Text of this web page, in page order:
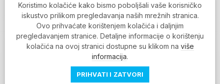
Prihvaćam da se moji podaci spremaju u bazu
podataka i koriste u svrhu slanja MojaRijeka
newslettera
MOJARIJEKA NEWSLETTER
PRIJAVI SE
Koristimo kolačiće kako bismo poboljšali vaše korisničko
iskustvo prilikom pregledavanja naših mrežnih stranica.
Ovo prihvaćate korištenjem kolačića i daljnjim
pregledavanjem stranice. Detaljne informacije o korištenju
kolačića na ovoj stranici dostupne su klikom na više
informacija.
PRIHVATI I ZATVORI